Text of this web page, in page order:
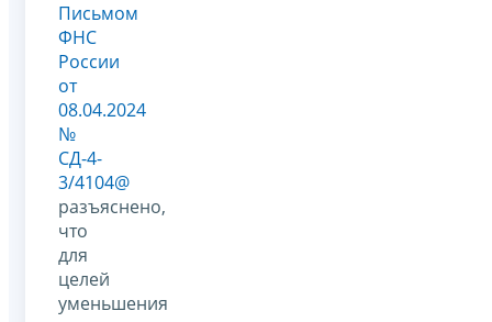
Письмом
ФНС
России
от
08.04.2024
№
СД-4-
3/4104@
разъяснено,
что
для
целей
уменьшения